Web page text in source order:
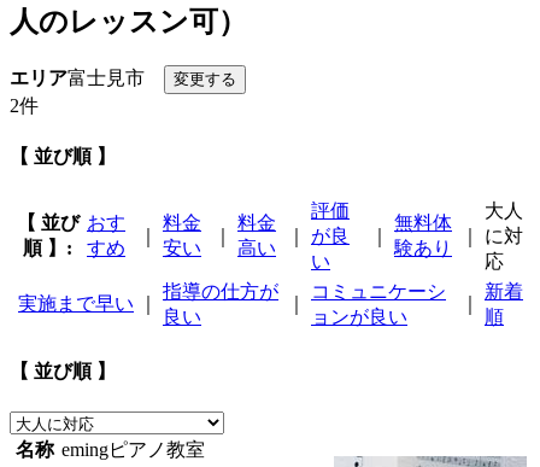
人のレッスン可）
エリア富士見市
2件
【 並び順 】
【 並び
順 】:
おす
すめ
料金
安い
料金
高い
評価
が良
い
無料体
験あり
大人
に対
応
実施まで早い
指導の仕方が
良い
コミュニケーシ
ョンが良い
新着
順
【 並び順 】
名称 emingピアノ教室